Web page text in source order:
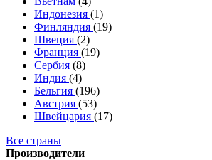
Индонезия (1)
Финляндия (19)
Швеция (2)
Франция (19)
Сербия (8)
Индия (4)
Бельгия (196)
Австрия (53)
Швейцария (17)
Все страны
Производители